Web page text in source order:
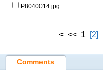
P8040014.jpg
< << 1
[2]
Comments